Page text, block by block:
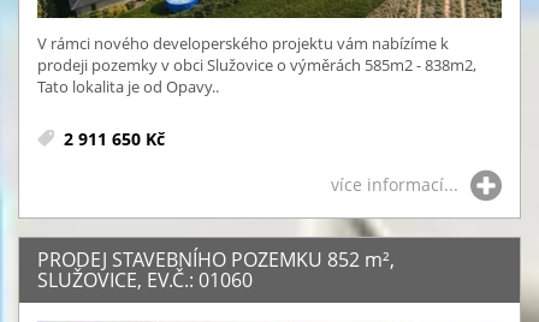
V rámci nového developerského projektu vám nabízíme k
prodeji pozemky v obci Služovice o výměrách 585m2 - 838m2,
Tato lokalita je od Opavy..
2 911 650 Kč
více informací...
PRODEJ STAVEBNÍHO POZEMKU 852 m²,
SLUŽOVICE, EV.Č.: 01060